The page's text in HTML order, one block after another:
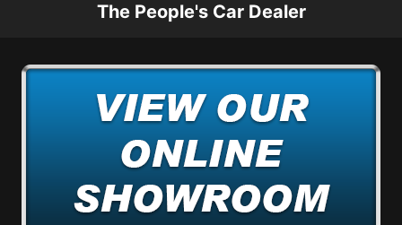
necesidades.
The People's Car Dealer